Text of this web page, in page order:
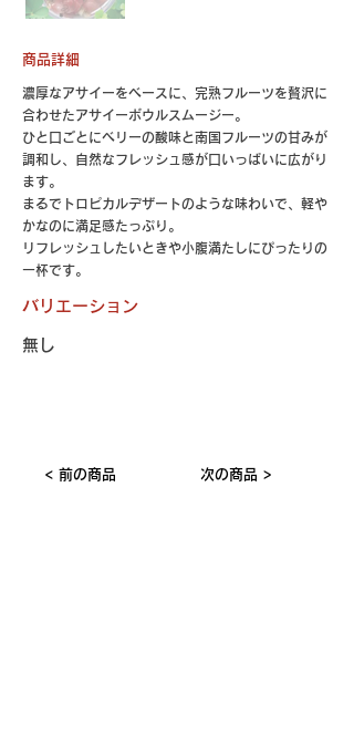
商品詳細
濃厚なアサイーをベースに、完熟フルーツを贅沢に
合わせたアサイーボウルスムージー。
ひと口ごとにベリーの酸味と南国フルーツの甘みが
調和し、自然なフレッシュ感が口いっぱいに広がり
ます。
まるでトロピカルデザートのような味わいで、軽や
かなのに満足感たっぷり。
リフレッシュしたいときや小腹満たしにぴったりの
一杯です。
バリエーション
無し
< 前の商品 次の商品 >